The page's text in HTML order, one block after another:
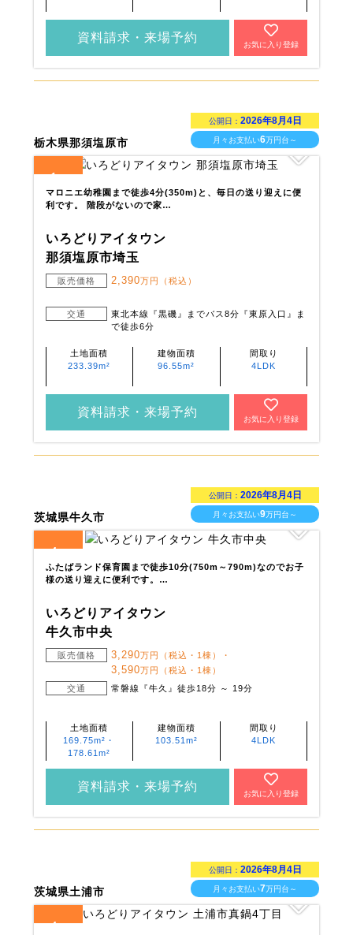
資料請求・来場予約
お気に入り登録
栃木県那須塩原市
公開日： 2026年8月4日
月々お支払い6万円台～
1
マロニエ幼稚園まで徒歩4分(350m)と、毎日の送り迎えに便
利です。 階段がないので家…
いろどりアイタウン
那須塩原市埼玉
販売価格 2,390万円（税込）
交通
東北本線『黒磯』までバス8分『東原入口』ま
で徒歩6分
土地面積
233.39m²
建物面積
96.55m²
間取り
4LDK
資料請求・来場予約
お気に入り登録
茨城県牛久市
公開日： 2026年8月4日
月々お支払い9万円台～
4
ふたばランド保育園まで徒歩10分(750m～790m)なのでお子
様の送り迎えに便利です。…
いろどりアイタウン
牛久市中央
販売価格 3,290万円（税込・1棟）・
3,590万円（税込・1棟）
交通
常磐線『牛久』徒歩18分 ～ 19分
土地面積
169.75m²・
178.61m²
建物面積
103.51m²
間取り
4LDK
資料請求・来場予約
お気に入り登録
茨城県土浦市
公開日： 2026年8月4日
月々お支払い7万円台～
4